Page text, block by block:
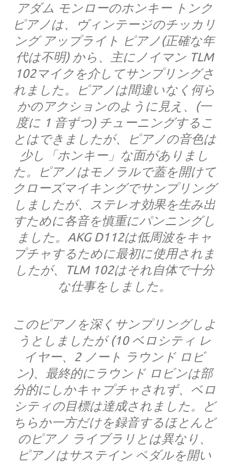
アダム モンローのホンキー トンク
ピアノは、ヴィンテージのチッカリ
ング アップライト ピアノ(正確な年
代は不明) から、主にノイマン TLM
102マイクを介してサンプリングさ
れました。ピアノは間違いなく何ら
かのアクションのように見え、(一
度に 1 音ずつ) チューニングするこ
とはできましたが、ピアノの音色は
少し「ホンキー」な面がありまし
た。ピアノはモノラルで蓋を開けて
クローズマイキングでサンプリング
しましたが、ステレオ効果を生み出
すために各音を慎重にパンニングし
ました。AKG D112は低周波をキャ
プチャするために最初に使用されま
したが、TLM 102はそれ自体で十分
な仕事をしました。
このピアノを深くサンプリングしよ
うとしましたが (10 ベロシティ レ
イヤー、2 ノート ラウンド ロビ
ン)、最終的にラウンド ロビンは部
分的にしかキャプチャされず、ベロ
シティの目標は達成されました。ど
ちらか一方だけを録音するほとんど
のピアノ ライブラリとは異なり、
ピアノはサステイン ペダルを開い